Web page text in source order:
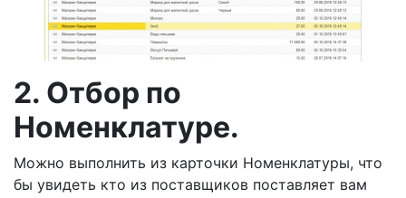
2. Отбор по
Номенклатуре.
Можно выполнить из карточки Номенклатуры, что
бы увидеть кто из поставщиков поставляет вам